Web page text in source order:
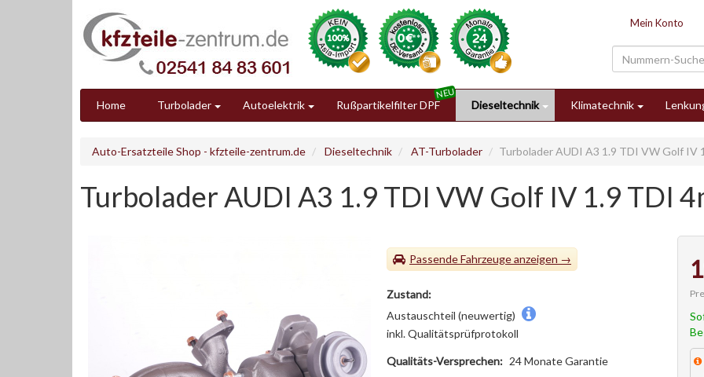
Mein Konto
Home Turbolader Autoelektrik Rußpartikelfilter DPF Dieseltechnik Klimatechnik
Auto-Ersatzteile Shop - kfzteile-zentrum.de Dieseltechnik AT-Turbolader Turbolader AUDI A3 1.9 TDI VW Golf IV
Turbolader AUDI A3 1.9 TDI VW Golf IV 1.9 TDI
Passende Fahrzeuge
Zustand:
Austauschteil (neuwertig)
inkl. Qualitätsprüfprotokoll
Qualitäts-Versprechen: 24 Monate Garantie